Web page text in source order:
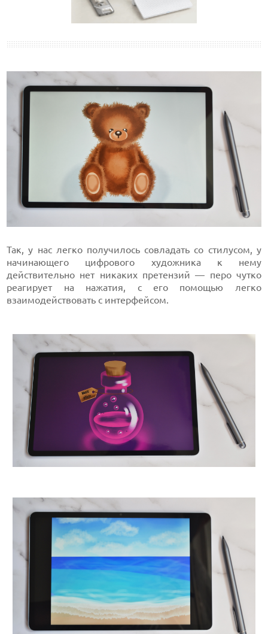
Так, у нас легко получилось совладать со стилусом, у
начинающего цифрового художника к нему
действительно нет никаких претензий — перо чутко
реагирует на нажатия, с его помощью легко
взаимодействовать с интерфейсом.